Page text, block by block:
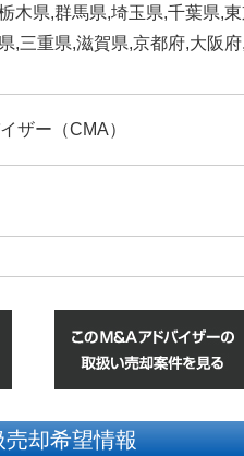
木県,群馬県,埼玉県,千葉県,
,三重県,滋賀県,京都府,大阪
ザー（CMA）
却希望情報